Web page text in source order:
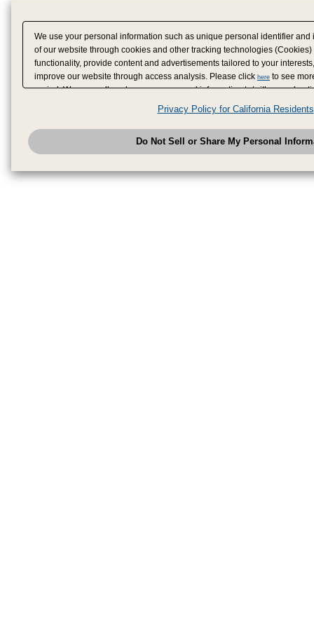
We use your personal information such as unique personal identifier
of our website through cookies and other tracking technologies
functionality, provide content and advertisements tailored to your
improve our website through access analysis. Please click here to see
period. We may sell or share your personal information to/with our
analytics service partners. These partners may combine the data shared
have provided to them or that they have collected from your use of their
analyze and optimize advertisements delivered to you by businesses
have the right to opt out of sale or share of your personal information by
to exercise your right. If we have detected an opt-out
honored.Change your sell or share preference
Privacy Policy for California Residents
Do Not Sell or Share My Personal